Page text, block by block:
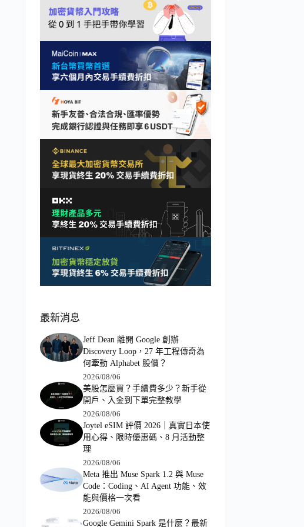
最新消息
Jeff Dean 離開 Google 創辦
Discovery Loop，27 年工程傳奇為
何牽動 Alphabet 股價？
2026/08/06
美股怎麼買？手續費多少？新手從
開戶、入金到下單完整教學
2026/08/06
Joytel eSIM 評價 2026｜真實日本使
用心得、限時優惠碼、8 月活動整
理
2026/08/06
Meta 推出 Muse Spark 1.2 與 Muse
Code：Coding、AI Agent 功能、效
能與價格一次看
2026/08/06
Google Gemini Spark 是什麼？最新